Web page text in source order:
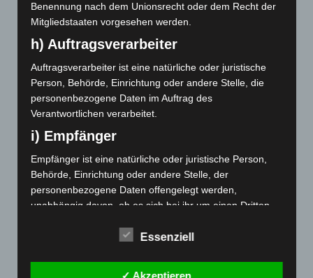
Sie finden mich hier:
Bernd Laserstein, Heilpraktiker, "The
Schwarzwaldstraße 99, 79117 Freiburg,
Telefon: 0761-2172229 (AB)
Aktuelles und Bevorstehendes:
Kostenloser Informationstag am Samstag
Benennung nach dem Unionsrecht oder dem Recht der
Mitgliedstaaten vorgesehen werden.
h) Auftragsverarbeiter
Auftragsverarbeiter ist eine natürliche oder juristische
Person, Behörde, Einrichtung oder andere Stelle, die
personenbezogene Daten im Auftrag des
Verantwortlichen verarbeitet.
i) Empfänger
Empfänger ist eine natürliche oder juristische Person,
Behörde, Einrichtung oder andere Stelle, der
personenbezogene Daten offengelegt werden,
unabhängig davon, ob es sich bei ihr um einen Dritten
bestimmten Untersuchungsauftrags nach dem
Essenziell
✓ Akzeptieren